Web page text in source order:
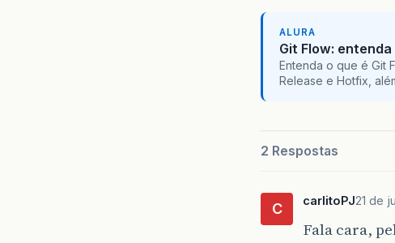
ALURA
Git Flow:
Entenda o que é Git
Release e Hotfix,
2 Respostas
C carlitoPJ21 de
Fala cara,